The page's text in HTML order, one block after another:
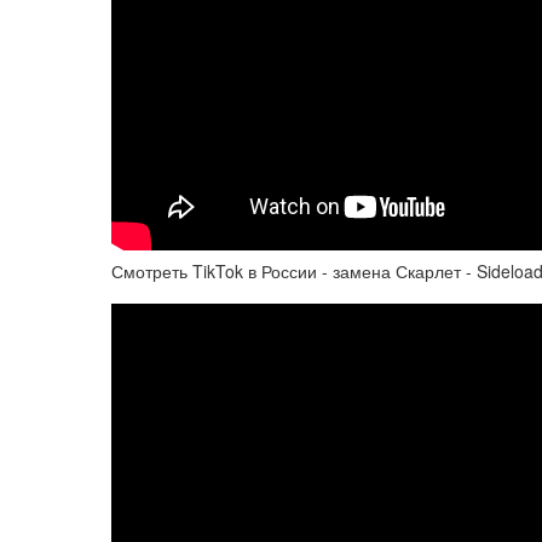
Смотреть TikTok в России - замена Скарлет -